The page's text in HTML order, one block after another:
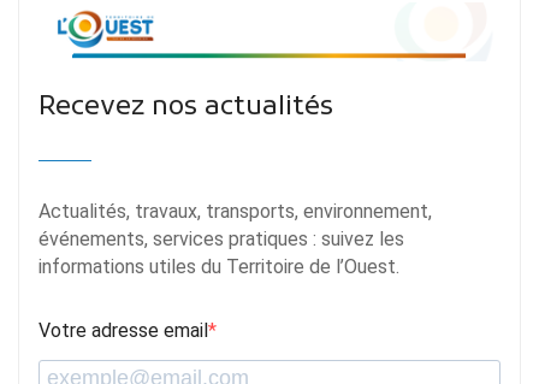
Recevez nos actualités
Actualités, travaux, transports, environnement,
événements, services pratiques : suivez les
informations utiles du Territoire de l’Ouest.
Votre adresse email